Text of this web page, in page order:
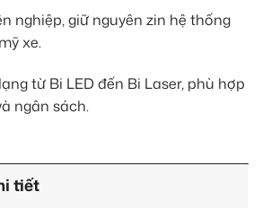
nghiệp, giữ nguyên zin hệ thống
xe.
từ Bi LED đến Bi Laser, phù hợp
ngân sách.
tiết